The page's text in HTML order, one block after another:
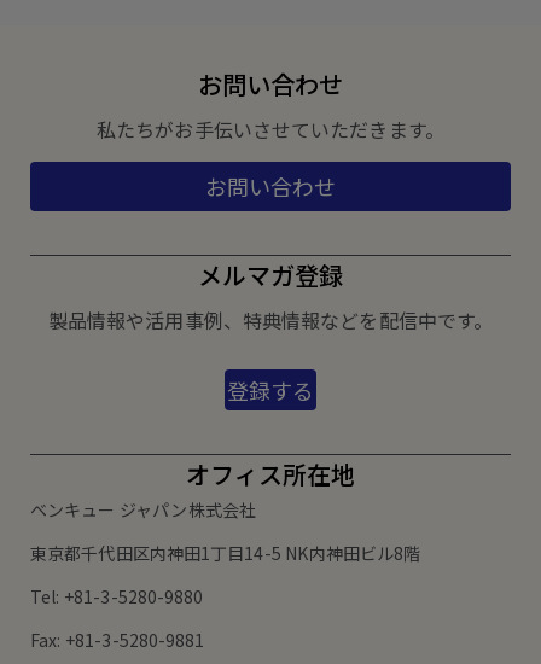
お問い合わせ
私たちがお手伝いさせていただきます。
お問い合わせ
メルマガ登録
製品情報や活用事例、特典情報などを配信中です。
登録する
オフィス所在地
ベンキュー ジャパン株式会社
東京都千代田区内神田1丁目14-5 NK内神田ビル8階
Tel: +81-3-5280-9880
Fax: +81-3-5280-9881